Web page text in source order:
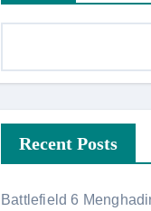
Recent Posts
Battlefield 6